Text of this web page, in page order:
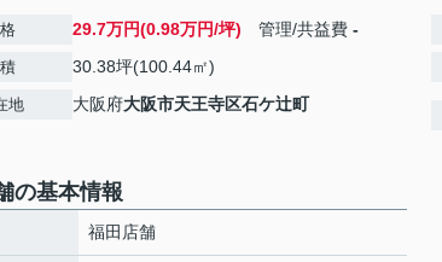
29.7万円(0.98万円/坪) 管理/共益費 -
30.38坪(100.44㎡)
地 大阪府大阪市天王寺区石ケ辻町
の基本情報
福田店舗